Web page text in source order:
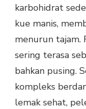
karbohidrat
kue manis,
menurun tajam.
sering terasa
bahkan pusing.
kompleks
lemak sehat,